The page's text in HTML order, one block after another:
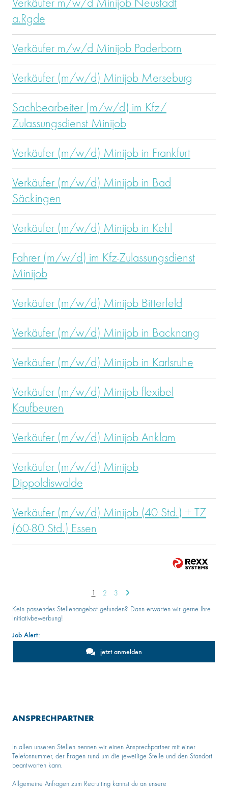
Verkäufer m/w/d Minijob Neustadt
a.Rgde
Verkäufer m/w/d Minijob Paderborn
Verkäufer (m/w/d) Minijob Merseburg
Sachbearbeiter (m/w/d) im Kfz/
Zulassungsdienst Minijob
Verkäufer (m/w/d) Minijob in Frankfurt
Verkäufer (m/w/d) Minijob in Bad
Säckingen
Verkäufer (m/w/d) Minijob in Kehl
Fahrer (m/w/d) im Kfz-Zulassungsdienst
Minijob
Verkäufer (m/w/d) Minijob Bitterfeld
Verkäufer (m/w/d) Minijob in Backnang
Verkäufer (m/w/d) Minijob in Karlsruhe
Verkäufer (m/w/d) Minijob flexibel
Kaufbeuren
Verkäufer (m/w/d) Minijob Anklam
Verkäufer (m/w/d) Minijob
Dippoldiswalde
Verkäufer (m/w/d) Minijob (40 Std.) + TZ
(60-80 Std.) Essen
1 2 3
Kein passendes Stellenangebot gefunden? Dann erwarten wir gerne Ihre
Initiativbewerbung!
Job Alert:
jetzt anmelden
ANSPRECHPARTNER
In allen unseren Stellen nennen wir einen Ansprechpartner mit einer
Telefonnummer, der Fragen rund um die jeweilige Stelle und den Standort
beantworten kann.
Allgemeine Anfragen zum Recruiting kannst du an unsere